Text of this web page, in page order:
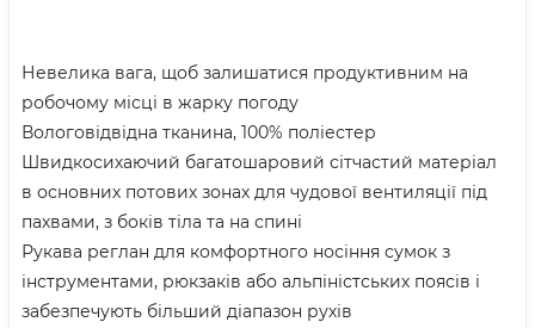
Невелика вага, щоб залишатися продуктивним на
робочому місці в жарку погоду
Вологовідвідна тканина, 100% поліестер
Швидкосихаючий багатошаровий сітчастий матеріал
в основних потових зонах для чудової вентиляції під
пахвами, з боків тіла та на спині
Рукава реглан для комфортного носіння сумок з
інструментами, рюкзаків або альпіністських поясів і
забезпечують більший діапазон рухів